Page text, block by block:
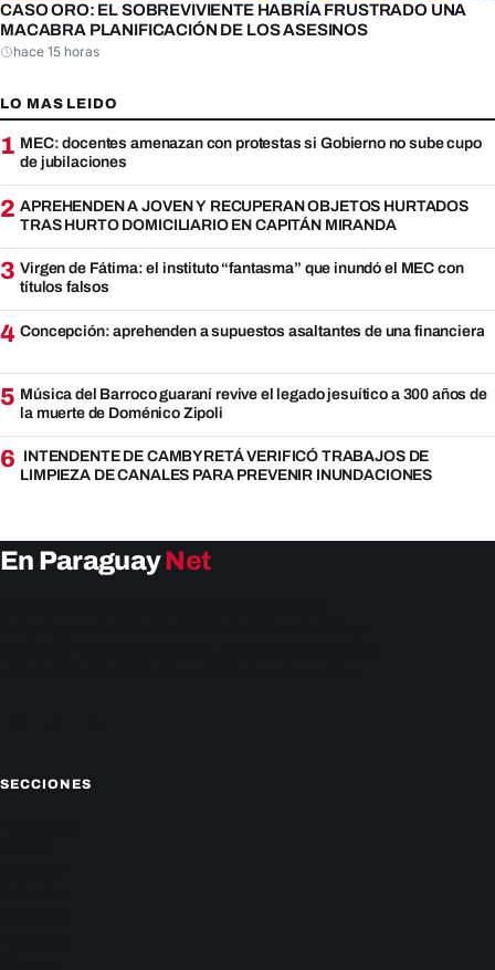
CASO ORO: EL SOBREVIVIENTE HABRÍA FRUSTRADO UNA
MACABRA PLANIFICACIÓN DE LOS ASESINOS
hace 15 horas
LO MAS LEIDO
1 MEC: docentes amenazan con protestas si Gobierno no sube cupo
de jubilaciones
2 APREHENDEN A JOVEN Y RECUPERAN OBJETOS HURTADOS
TRAS HURTO DOMICILIARIO EN CAPITÁN MIRANDA
3 Virgen de Fátima: el instituto “fantasma” que inundó el MEC con
títulos falsos
4 Concepción: aprehenden a supuestos asaltantes de una financiera
5 Música del Barroco guaraní revive el legado jesuítico a 300 años de
la muerte de Doménico Zipoli
6 INTENDENTE DE CAMBYRETÁ VERIFICÓ TRABAJOS DE
LIMPIEZA DE CANALES PARA PREVENIR INUNDACIONES
En ParaguayNet
SECCIONES